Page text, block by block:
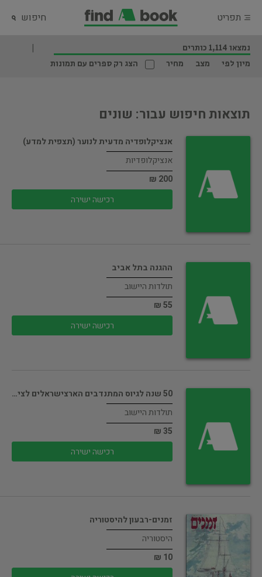
תפריט חיפוש
נמצאו 1,114 כותרים
מיון לפי
מצב מחיר הצג רק ספרים עם תמונות
תוצאות חיפוש עבור: שונים
אנציקלופדיה מדעית לנוער (תצפית למדע)
אנציקלופדיות
200 ₪
רכישה ישירה
ההגנה בתל אביב
תולדות היישוב
55 ₪
רכישה ישירה
50 שנה לגיוס המתנדבים הארצישראלים לצי…
תולדות היישוב
35 ₪
רכישה ישירה
זמנים-רבעון להיסטוריה
היסטוריה
10 ₪